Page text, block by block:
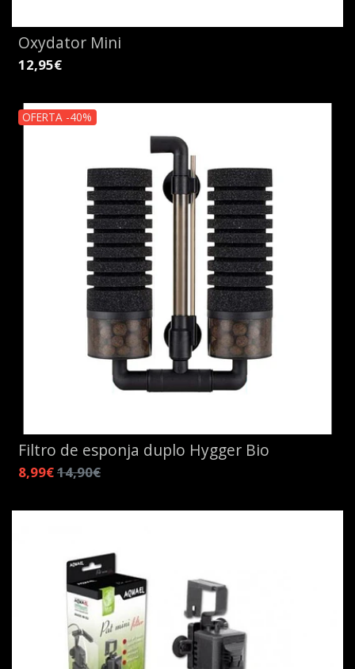
Oxydator Mini
12,95€
OFERTA -40%
Filtro de esponja duplo Hygger Bio
8,99€14,90€